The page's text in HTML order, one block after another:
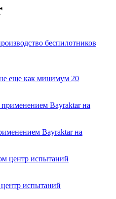
беспилотников
еще как минимум 20
Bayraktar на
испытаний